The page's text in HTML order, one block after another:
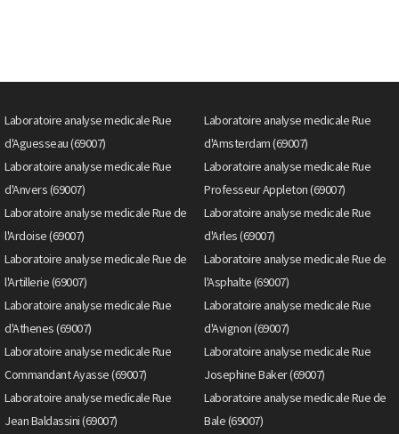
Laboratoire analyse medicale Rue
d'Aguesseau (69007)
Laboratoire analyse medicale Rue
d'Amsterdam (69007)
Laboratoire analyse medicale Rue
d'Anvers (69007)
Laboratoire analyse medicale Rue
Professeur Appleton (69007)
Laboratoire analyse medicale Rue de
l'Ardoise (69007)
Laboratoire analyse medicale Rue
d'Arles (69007)
Laboratoire analyse medicale Rue de
l'Artillerie (69007)
Laboratoire analyse medicale Rue de
l'Asphalte (69007)
Laboratoire analyse medicale Rue
d'Athenes (69007)
Laboratoire analyse medicale Rue
d'Avignon (69007)
Laboratoire analyse medicale Rue
Commandant Ayasse (69007)
Laboratoire analyse medicale Rue
Josephine Baker (69007)
Laboratoire analyse medicale Rue
Jean Baldassini (69007)
Laboratoire analyse medicale Rue de
Bale (69007)